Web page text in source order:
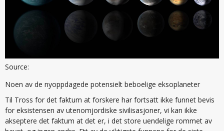
Source:
Noen av de nyoppdagede potensielt beboelige eksoplaneter
Til Tross for det faktum at forskere har fortsatt ikke funnet bevis
for eksistensen av utenomjordiske sivilisasjoner, vi kan ikke
akseptere det faktum at det er, i det store uendelige rommet av